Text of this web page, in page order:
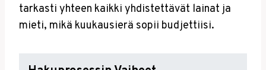
tarkasti yhteen kaikki yhdistettävät lainat ja
mieti, mikä kuukausierä sopii budjettiisi.